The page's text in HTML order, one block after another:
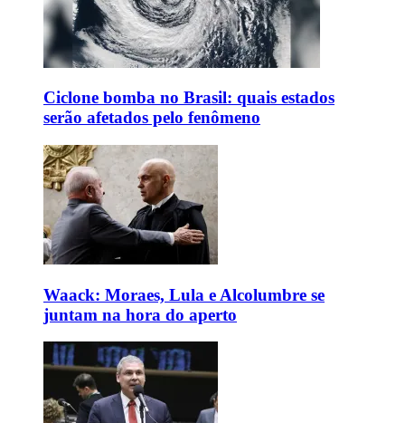
Ciclone bomba no Brasil: quais estados
serão afetados pelo fenômeno
Waack: Moraes, Lula e Alcolumbre se
juntam na hora do aperto